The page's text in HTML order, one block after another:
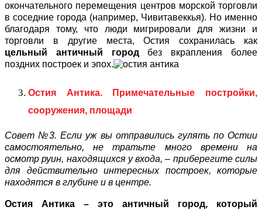
окончательного перемещения центров морской торговли
в соседние города (например, Чивитавеккья). Но именно
благодаря тому, что люди мигрировали для жизни и
торговли в другие места, Остия сохранилась как
цельный античный городбез вкрапления более
поздних построек и эпох.
Остия Антика. Примечательные постройки,
сооружения, площади
Совет №3. Если уж вы отправились гулять по Остии
самостоятельно, не тратьте много времени на
осмотр руин, находящихся у входа, – приберегите силы
для действительно интересных построек, которые
находятся в глубине и в центре.
Остия Антика – это античный город, который